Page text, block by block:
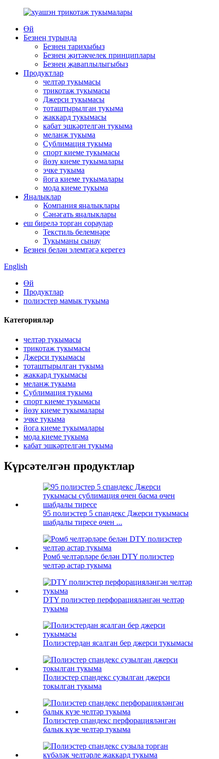
Өй
Безнең турында
Безнең тарихыбыз
Безнең җитәкчелек принциплары
Безнең җаваплылыгыбыз
Продуктлар
челтәр тукымасы
трикотаж тукымасы
Джерси тукымасы
тоташтырылган тукыма
жаккард тукымасы
кабат эшкәртелгән тукыма
меланж тукыма
Сублимация тукыма
спорт киеме тукымасы
йөзү киеме тукымалары
эчке тукыма
йога киеме тукымалары
мода киеме тукыма
Яңалыклар
Компания яңалыклары
Сәнәгать яңалыклары
еш бирелә торган сораулар
Текстиль белемнәре
Тукыманы сынау
Безнең белән элемтәгә керегез
English
Өй
Продуктлар
полиэстер мамык тукыма
Категорияләр
челтәр тукымасы
трикотаж тукымасы
Джерси тукымасы
тоташтырылган тукыма
жаккард тукымасы
меланж тукыма
Сублимация тукыма
спорт киеме тукымасы
йөзү киеме тукымалары
эчке тукыма
йога киеме тукымалары
мода киеме тукыма
кабат эшкәртелгән тукыма
Күрсәтелгән продуктлар
95 полиэстер 5 спандекс Джерси тукымасы
шабдалы тиресе өчен ...
Ромб челтәрләре белән DTY полиэстер
челтәр астар тукыма
DTY полиэстер перфорацияләнгән челтәр
тукыма
Полиэстердан ясалган бер джерси тукымасы
Полиэстер спандекс сузылган джерси
токылган тукыма
Полиэстер спандекс перфорацияләнгән
балык күзе челтәр тукыма